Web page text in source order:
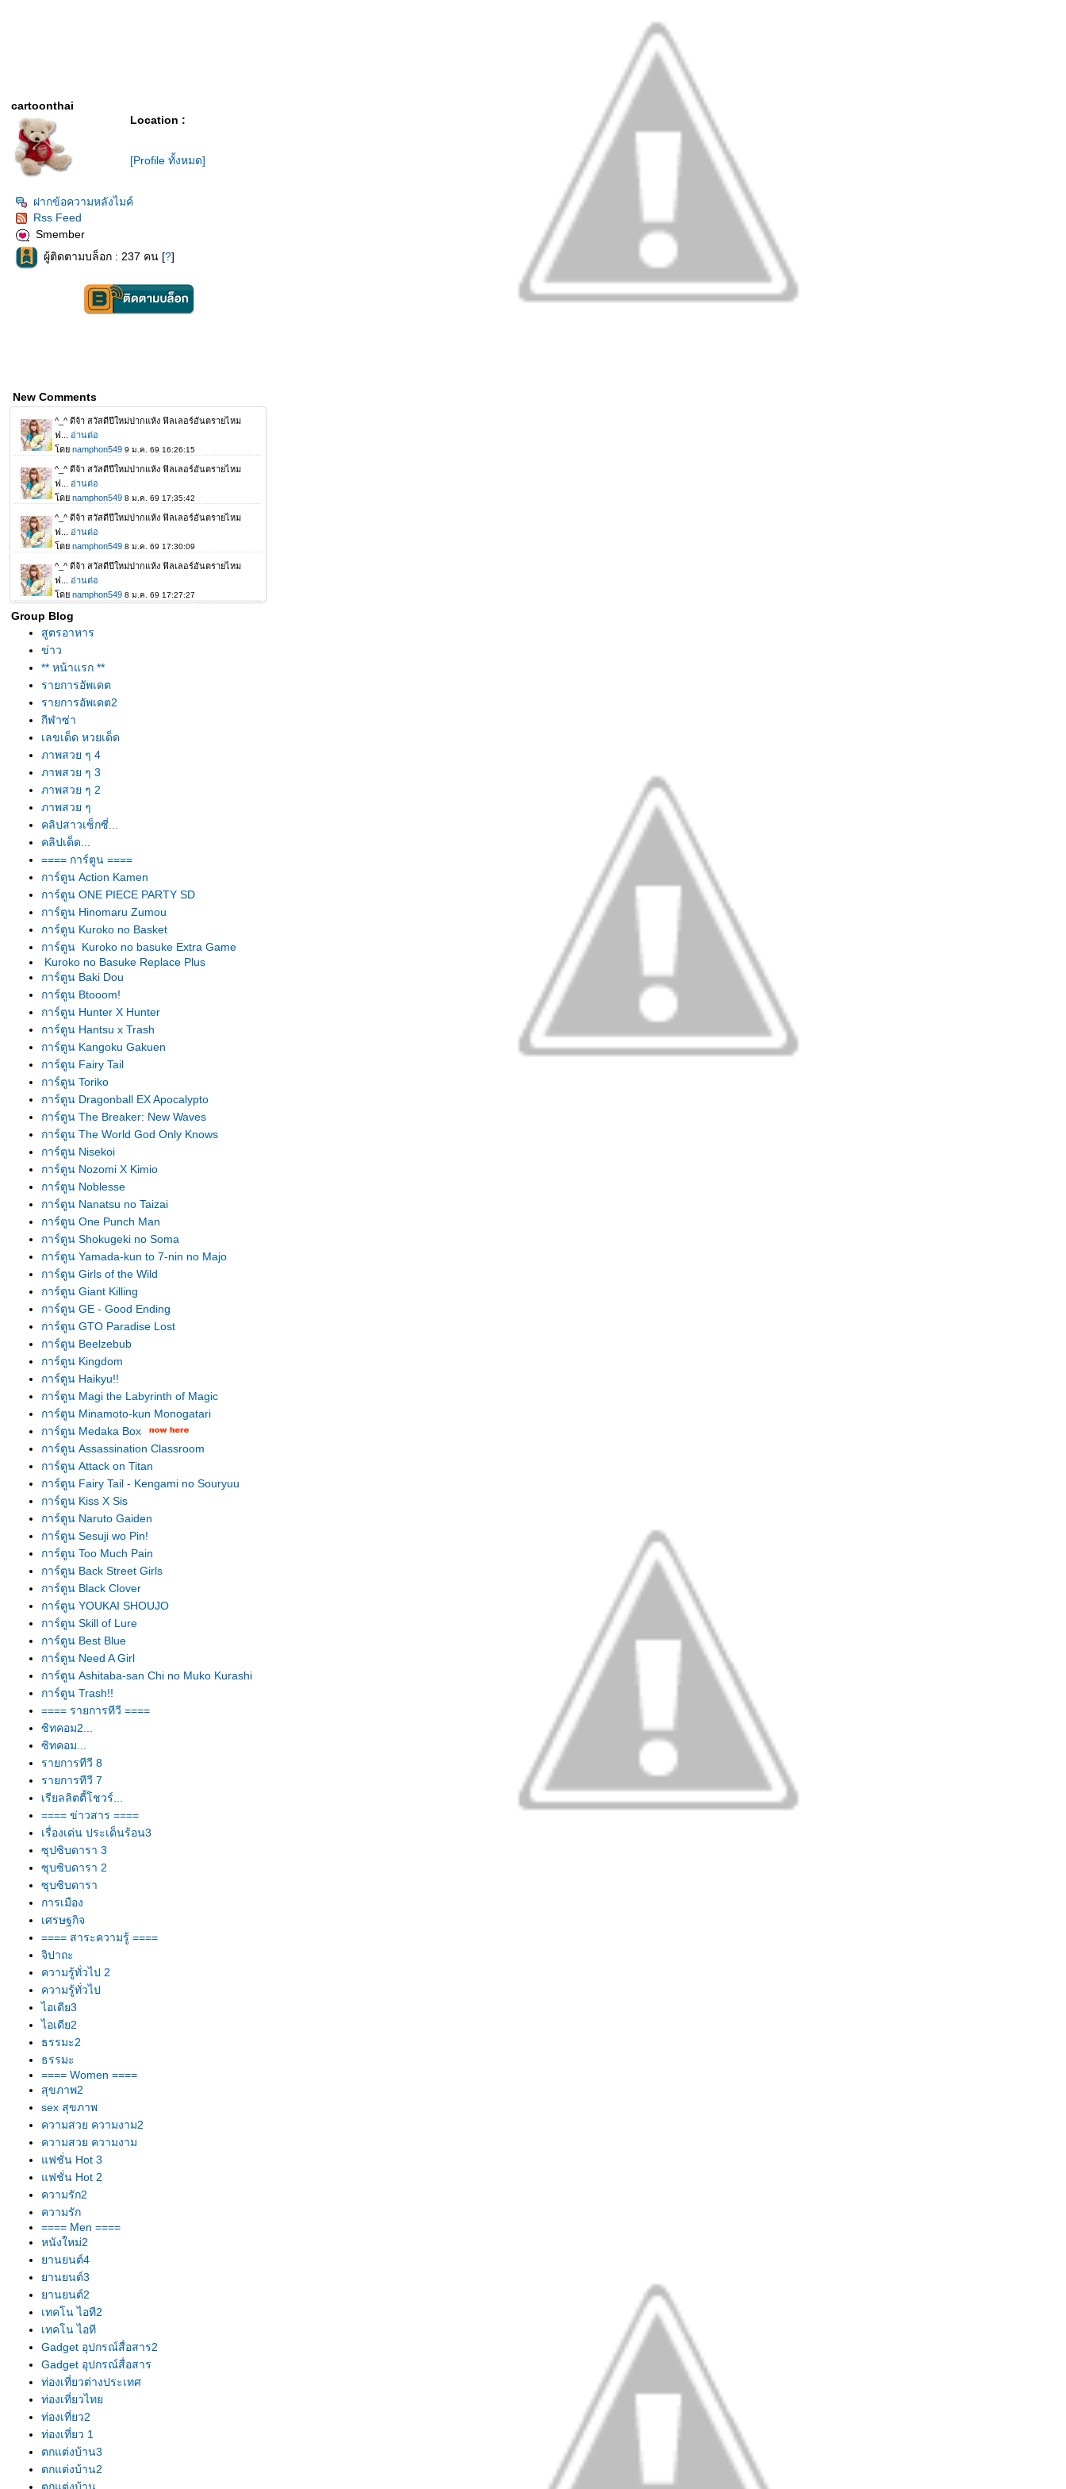
cartoonthai
Location :
[Profile ทั้งหมด]
ฝากข้อความหลังไมค์
Rss Feed
Smember
ผู้ติดตามบล็อก : 237 คน [?]
New Comments
Group Blog
สูตรอาหาร
ข่าว
** หน้าแรก **
รายการอัพเดต
รายการอัพเดต2
กีฬาซ่า
เลขเด็ด หวยเด็ด
ภาพสวย ๆ 4
ภาพสวย ๆ 3
ภาพสวย ๆ 2
ภาพสวย ๆ
คลิปสาวเซ็กซี่...
คลิปเด็ด...
==== การ์ตูน ====
การ์ตูน Action Kamen
การ์ตูน ONE PIECE PARTY SD
การ์ตูน Hinomaru Zumou
การ์ตูน Kuroko no Basket
การ์ตูน Kuroko no basuke Extra Game
Kuroko no Basuke Replace Plus
การ์ตูน Baki Dou
การ์ตูน Btooom!
การ์ตูน Hunter X Hunter
การ์ตูน Hantsu x Trash
การ์ตูน Kangoku Gakuen
การ์ตูน Fairy Tail
การ์ตูน Toriko
การ์ตูน Dragonball EX Apocalypto
การ์ตูน The Breaker: New Waves
การ์ตูน The World God Only Knows
การ์ตูน Nisekoi
การ์ตูน Nozomi X Kimio
การ์ตูน Noblesse
การ์ตูน Nanatsu no Taizai
การ์ตูน One Punch Man
การ์ตูน Shokugeki no Soma
การ์ตูน Yamada-kun to 7-nin no Majo
การ์ตูน Girls of the Wild
การ์ตูน Giant Killing
การ์ตูน GE - Good Ending
การ์ตูน GTO Paradise Lost
การ์ตูน Beelzebub
การ์ตูน Kingdom
การ์ตูน Haikyu!!
การ์ตูน Magi the Labyrinth of Magic
การ์ตูน Minamoto-kun Monogatari
การ์ตูน Medaka Box
การ์ตูน Assassination Classroom
การ์ตูน Attack on Titan
การ์ตูน Fairy Tail - Kengami no Souryuu
การ์ตูน Kiss X Sis
การ์ตูน Naruto Gaiden
การ์ตูน Sesuji wo Pin!
การ์ตูน Too Much Pain
การ์ตูน Back Street Girls
การ์ตูน Black Clover
การ์ตูน YOUKAI SHOUJO
การ์ตูน Skill of Lure
การ์ตูน Best Blue
การ์ตูน Need A Girl
การ์ตูน Ashitaba-san Chi no Muko Kurashi
การ์ตูน Trash!!
==== รายการทีวี ====
ซิทคอม2...
ซิทคอม...
รายการทีวี 8
รายการทีวี 7
เรียลลิตตี้โชวร์...
==== ข่าวสาร ====
เรื่องเด่น ประเด็นร้อน3
ซุปซิบดารา 3
ซุบซิบดารา 2
ซุบซิบดารา
การเมือง
เศรษฐกิจ
==== สาระความรู้ ====
จิปาถะ
ความรู้ทั่วไป 2
ความรู้ทั่วไป
ไอเดีย3
ไอเดีย2
ธรรมะ2
ธรรมะ
==== Women ====
สุขภาพ2
sex สุขภาพ
ความสวย ความงาม2
ความสวย ความงาม
ฟชั่น Hot 3
ฟชั่น Hot 2
ความรัก2
ความรัก
==== Men ====
หนังใหม่2
านยนต์4
านยนต์3
านยนต์2
เทคโน ไอที2
เทคโน ไอที
Gadget อุปกรณ์สื่อสาร2
Gadget อุปกรณ์สื่อสาร
ท่องเที่ยวต่างประเทศ
ท่องเที่ยวไท
ท่องเที่ยว2
ท่องเที่ยว 1
ตกแต่งบ้าน3
ตกแต่งบ้าน2